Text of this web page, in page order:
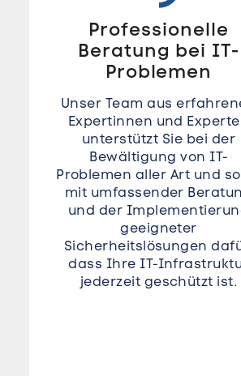
Professionelle
Beratung bei IT-
Problemen
Unser Team aus
Expertinnen und
unterstützt Sie bei der
Bewältigung von IT-
Problemen aller Art und
mit umfassender
und der
geeigneter
Sicherheitslösungen
dass Ihre IT-
jederzeit geschützt ist.